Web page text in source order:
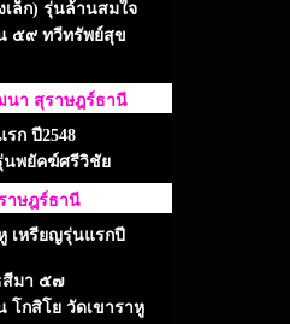
เล็ก) รุ่นล้านสมใจ
๕๙ ทวีทรัพย์สุข
นา สุราษฎร์ธานี
ก ปี2548
พยัคฆ์ศรีวิชัย
าษฎร์ธานี
เหรียญรุ่นแรกปี
สีมา ๕๗
โกสิโย วัดเขาราหู